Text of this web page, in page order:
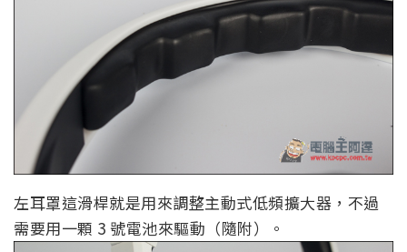
左耳罩這滑桿就是用來調整主動式低頻擴大器，不過
需要用一顆 3 號電池來驅動（隨附）。